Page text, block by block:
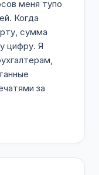
меня тупо
Когда
сумма
цифру. Я
за